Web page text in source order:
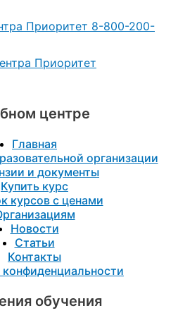
8-800-200-
центре
Главная
организации
и документы
Купить курс
курсов с ценами
Новости
Статьи
Контакты
обучения